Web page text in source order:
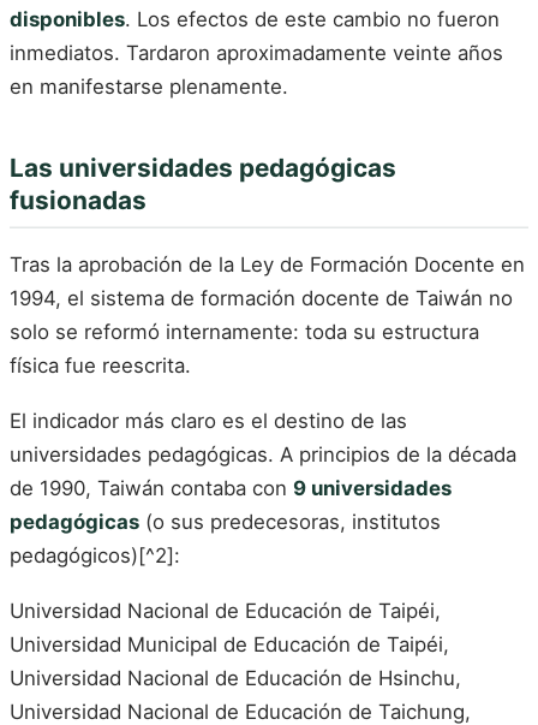
disponibles. Los efectos de este cambio no fueron
inmediatos. Tardaron aproximadamente veinte años
en manifestarse plenamente.
Las universidades pedagógicas
fusionadas
Tras la aprobación de la Ley de Formación Docente en
1994, el sistema de formación docente de Taiwán no
solo se reformó internamente: toda su estructura
física fue reescrita.
El indicador más claro es el destino de las
universidades pedagógicas. A principios de la década
de 1990, Taiwán contaba con 9 universidades
pedagógicas (o sus predecesoras, institutos
pedagógicos)[^2]:
Universidad Nacional de Educación de Taipéi,
Universidad Municipal de Educación de Taipéi,
Universidad Nacional de Educación de Hsinchu,
Universidad Nacional de Educación de Taichung,